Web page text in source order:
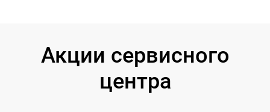
Акции сервисного
центра